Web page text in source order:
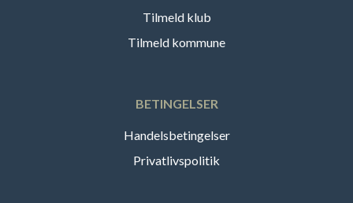
Tilmeld klub
Tilmeld kommune
BETINGELSER
Handelsbetingelser
Privatlivspolitik